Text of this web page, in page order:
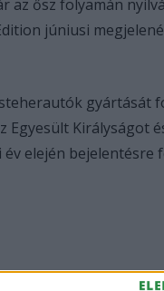
az ősz folyamán
júniusi
gyártását
Egyesült Királyságot
elején bejelentésre